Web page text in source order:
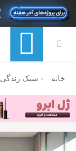
منوی ناوبری خرده نان
خانه سبک زندگی